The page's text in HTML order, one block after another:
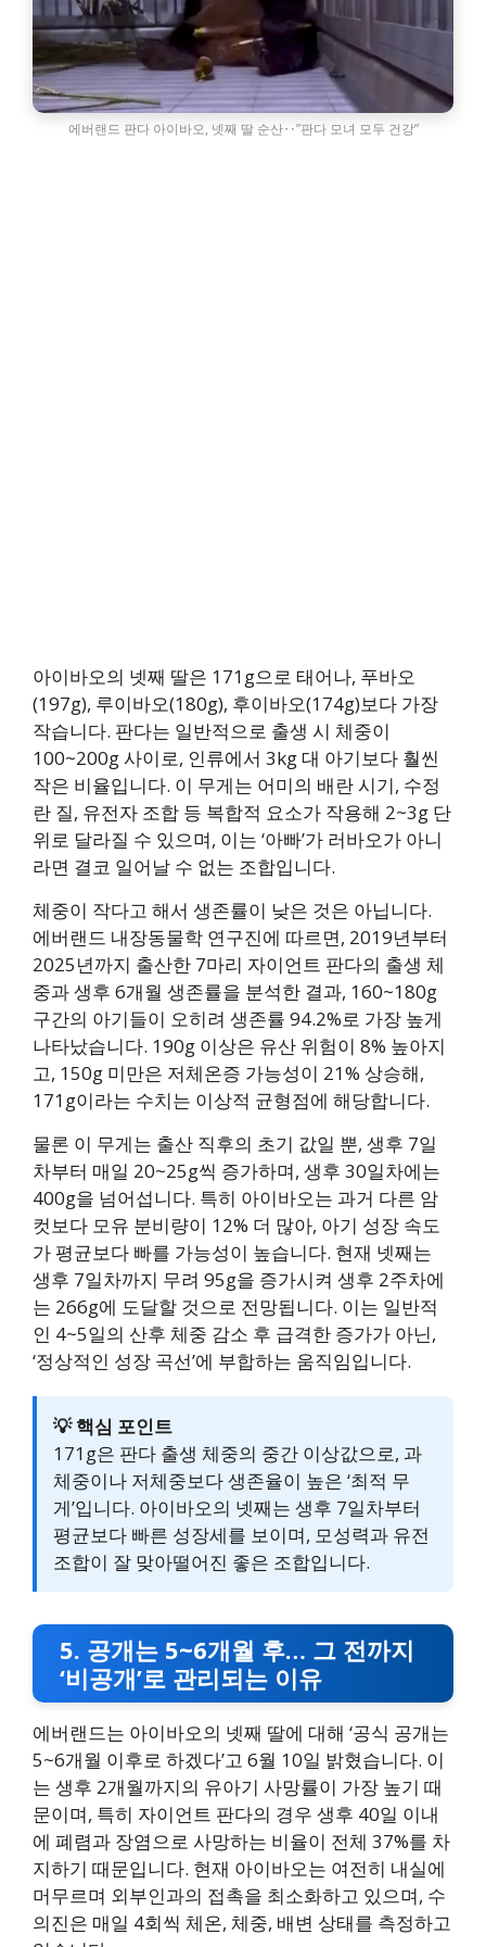
에버랜드 판다 아이바오, 넷째 딸 순산‥”판다 모녀 모두 건강”
아이바오의 넷째 딸은 171g으로 태어나, 푸바오
(197g), 루이바오(180g), 후이바오(174g)보다 가장
작습니다. 판다는 일반적으로 출생 시 체중이
100~200g 사이로, 인류에서 3kg 대 아기보다 훨씬
작은 비율입니다. 이 무게는 어미의 배란 시기, 수정
란 질, 유전자 조합 등 복합적 요소가 작용해 2~3g 단
위로 달라질 수 있으며, 이는 ‘아빠’가 러바오가 아니
라면 결코 일어날 수 없는 조합입니다.
체중이 작다고 해서 생존률이 낮은 것은 아닙니다.
에버랜드 내장동물학 연구진에 따르면, 2019년부터
2025년까지 출산한 7마리 자이언트 판다의 출생 체
중과 생후 6개월 생존률을 분석한 결과, 160~180g
구간의 아기들이 오히려 생존률 94.2%로 가장 높게
나타났습니다. 190g 이상은 유산 위험이 8% 높아지
고, 150g 미만은 저체온증 가능성이 21% 상승해,
171g이라는 수치는 이상적 균형점에 해당합니다.
물론 이 무게는 출산 직후의 초기 값일 뿐, 생후 7일
차부터 매일 20~25g씩 증가하며, 생후 30일차에는
400g을 넘어섭니다. 특히 아이바오는 과거 다른 암
컷보다 모유 분비량이 12% 더 많아, 아기 성장 속도
가 평균보다 빠를 가능성이 높습니다. 현재 넷째는
생후 7일차까지 무려 95g을 증가시켜 생후 2주차에
는 266g에 도달할 것으로 전망됩니다. 이는 일반적
인 4~5일의 산후 체중 감소 후 급격한 증가가 아닌,
‘정상적인 성장 곡선’에 부합하는 움직임입니다.
💡 핵심 포인트
171g은 판다 출생 체중의 중간 이상값으로, 과
체중이나 저체중보다 생존율이 높은 ‘최적 무
게’입니다. 아이바오의 넷째는 생후 7일차부터
평균보다 빠른 성장세를 보이며, 모성력과 유전
조합이 잘 맞아떨어진 좋은 조합입니다.
5. 공개는 5~6개월 후… 그 전까지
‘비공개’로 관리되는 이유
에버랜드는 아이바오의 넷째 딸에 대해 ‘공식 공개는
5~6개월 이후로 하겠다’고 6월 10일 밝혔습니다. 이
는 생후 2개월까지의 유아기 사망률이 가장 높기 때
문이며, 특히 자이언트 판다의 경우 생후 40일 이내
에 폐렴과 장염으로 사망하는 비율이 전체 37%를 차
지하기 때문입니다. 현재 아이바오는 여전히 내실에
머무르며 외부인과의 접촉을 최소화하고 있으며, 수
의진은 매일 4회씩 체온, 체중, 배변 상태를 측정하고